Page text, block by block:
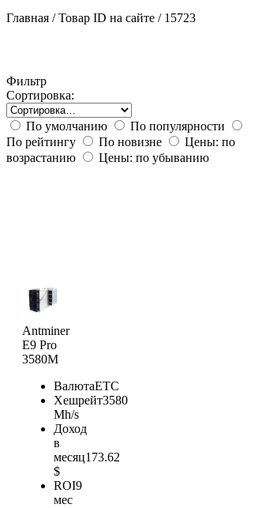
Главная / Товар ID на сайте / 15723
Фильтр
Сортировка:
По умолчанию
По популярности
По рейтингу
По новизне
Цены: по
возрастанию
Цены: по убыванию
Antminer
E9 Pro
3580M
ВалютаETC
Хешрейт3580
Mh/s
Доход
в
месяц173.62
$
ROI9
мес